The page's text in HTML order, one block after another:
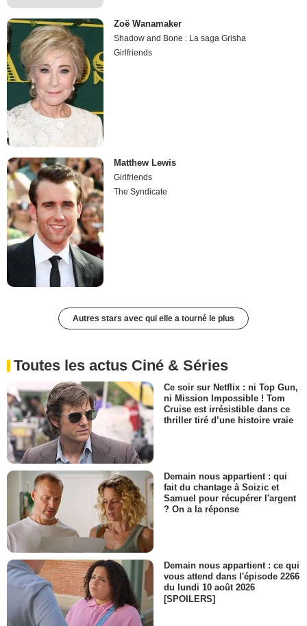
Zoë Wanamaker
Shadow and Bone : La saga Grisha
Girlfriends
Matthew Lewis
Girlfriends
The Syndicate
Autres stars avec qui elle a tourné le plus
Toutes les actus Ciné & Séries
Ce soir sur Netflix : ni Top Gun,
ni Mission Impossible ! Tom
Cruise est irrésistible dans ce
thriller tiré d’une histoire vraie
Demain nous appartient : qui
fait du chantage à Soizic et
Samuel pour récupérer l'argent
? On a la réponse
Demain nous appartient : ce qui
vous attend dans l'épisode 2266
du lundi 10 août 2026
[SPOILERS]